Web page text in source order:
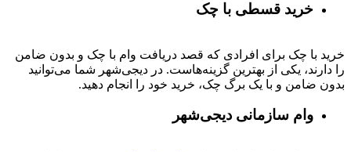
خرید قسطی با چک
خرید با چک برای افرادی که قصد دریافت وام با چک و بدون ضامن
را دارند، یکی از بهترین گزینه‌هاست. در دیجی‌شهر شما می‌توانید
بدون ضامن و با یک برگ چک، خرید خود را انجام دهید.
وام سازمانی دیجی‌شهر